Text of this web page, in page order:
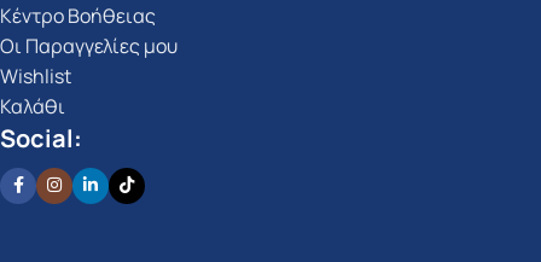
Κέντρο Βοήθειας
Οι Παραγγελίες μου
Wishlist
Καλάθι
Social: